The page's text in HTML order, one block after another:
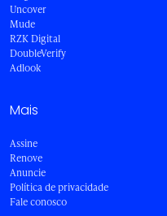
Uncover
Mude
RZK Digital
DoubleVerify
Adlook
Mais
Assine
Renove
Anuncie
Política de privacidade
Fale conosco